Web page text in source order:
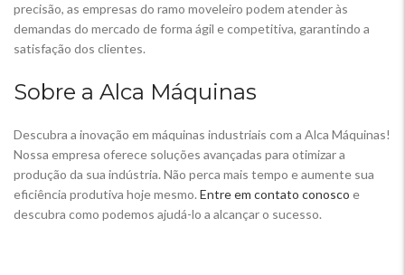
precisão, as empresas do ramo moveleiro podem atender às
demandas do mercado de forma ágil e competitiva, garantindo a
satisfação dos clientes.
Sobre a Alca Máquinas
Descubra a inovação em máquinas industriais com a Alca Máquinas!
Nossa empresa oferece soluções avançadas para otimizar a
produção da sua indústria. Não perca mais tempo e aumente sua
eficiência produtiva hoje mesmo. Entre em contato conosco e
descubra como podemos ajudá-lo a alcançar o sucesso.